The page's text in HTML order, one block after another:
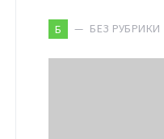
Б БЕЗ РУБРИКИ